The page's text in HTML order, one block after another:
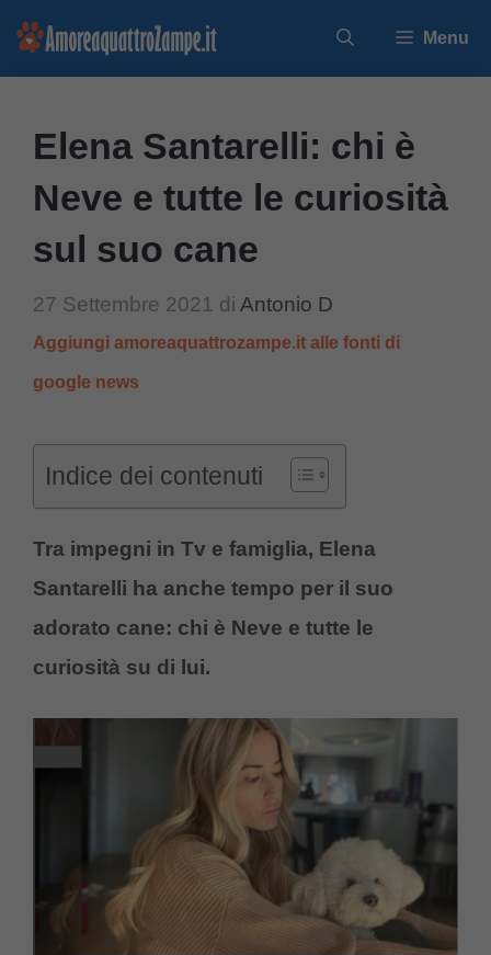
Vai
Menu
Elena Santarelli: chi è
Neve e tutte le curiosità
sul suo cane
27 Settembre 2021 di Antonio D
Aggiungi amoreaquattrozampe.it alle fonti di
google news
Indice dei contenuti
Tra impegni in Tv e famiglia, Elena
Santarelli ha anche tempo per il suo
adorato cane: chi è Neve e tutte le
curiosità su di lui.